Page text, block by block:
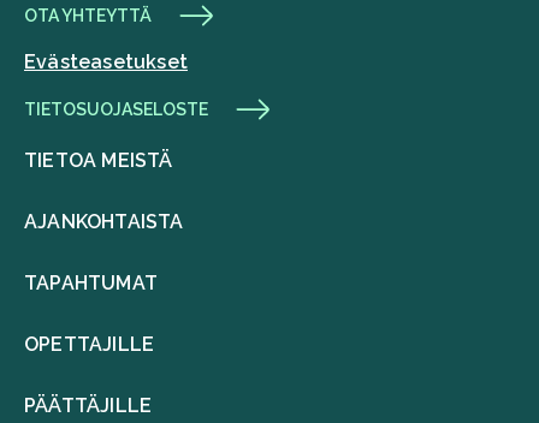
OTA YHTEYTTÄ
Evästeasetukset
TIETOSUOJASELOSTE
TIETOA MEISTÄ
AJANKOHTAISTA
TAPAHTUMAT
OPETTAJILLE
PÄÄTTÄJILLE